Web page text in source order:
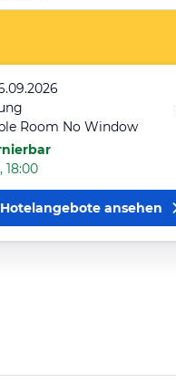
Room No Window
18:00
Hotelangeboteansehen